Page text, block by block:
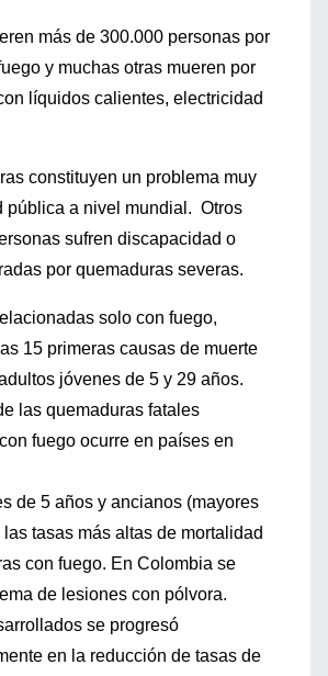
más de 300.000 personas por
y muchas otras mueren por
líquidos calientes, electricidad
constituyen un problema muy
pública a nivel mundial. Otros
sufren discapacidad o
por quemaduras severas.
solo con fuego,
15 primeras causas de muerte
jóvenes de 5 y 29 años.
las quemaduras fatales
fuego ocurre en países en
de 5 años y ancianos (mayores
tasas más altas de mortalidad
con fuego. En Colombia se
de lesiones con pólvora.
se progresó
en la reducción de tasas de